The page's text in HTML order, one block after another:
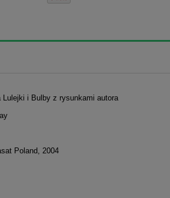
i Bulby z rysunkami autora
Poland, 2004